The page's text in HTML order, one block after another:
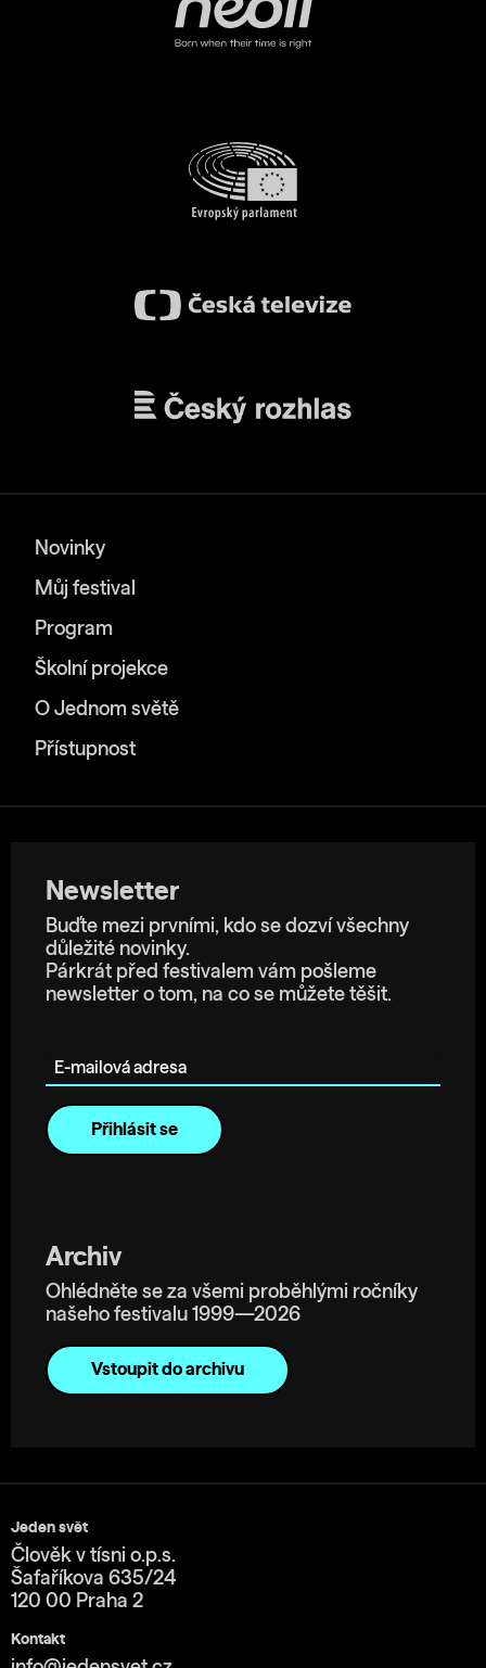
Novinky
Můj festival
Program
Školní projekce
O Jednom světě
Přístupnost
Newsletter
Buďte mezi prvními, kdo se dozví všechny
důležité novinky.
Párkrát před festivalem vám pošleme
newsletter o tom, na co se můžete těšit.
Archiv
Ohlédněte se za všemi proběhlými ročníky
našeho festivalu 1999—2026
Vstoupit do archivu
Jeden svět
Člověk v tísni o.p.s.
Šafaříkova 635/24
120 00 Praha 2
Kontakt